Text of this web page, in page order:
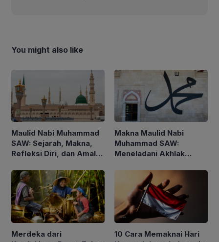
You might also like
Maulid Nabi Muhammad
SAW: Sejarah, Makna,
Refleksi Diri, dan Amalan
Makna Maulid Nabi
Muhammad SAW:
Meneladani Akhlak
Kehidupan Sehari-hari
Merdeka dari
10 Cara Memaknai Hari